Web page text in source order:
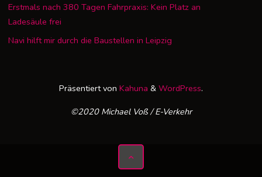
Erstmals nach 380 Tagen Fahrpraxis: Kein Platz an
Ladesäule frei
Navi hilft mir durch die Baustellen in Leipzig
Präsentiert von Kahuna & WordPress.
©2020 Michael Voß / E-Verkehr